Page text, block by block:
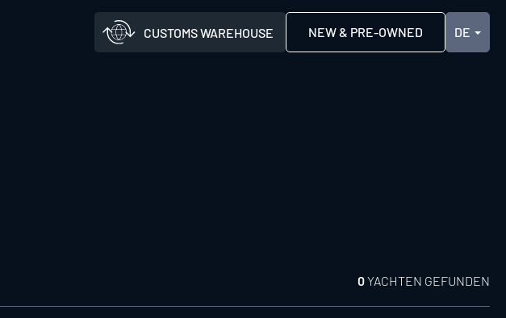
CUSTOMS WAREHOUSE NEW & PRE-OWNED
0YACHTEN GEFUNDEN